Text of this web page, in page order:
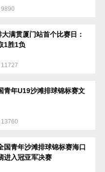
大满贯厦门站首个比赛日：
1胜1负
青年U19沙滩排球锦标赛文
国青年沙滩排球锦标赛海口
进入冠亚军决赛